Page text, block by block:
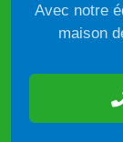
Avec notre
maison